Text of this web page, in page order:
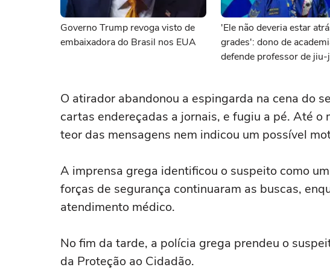
Governo Trump revoga visto de
embaixadora do Brasil nos EUA
'Ele não deveria estar
grades': dono de
defende professor de
O atirador abandonou a espingarda na cena do
cartas endereçadas a jornais, e fugiu a pé. Até o
teor das mensagens nem indicou um possível
A imprensa grega identificou o suspeito como
forças de segurança continuaram as buscas,
atendimento médico.
No fim da tarde, a polícia grega prendeu o
da Proteção ao Cidadão.